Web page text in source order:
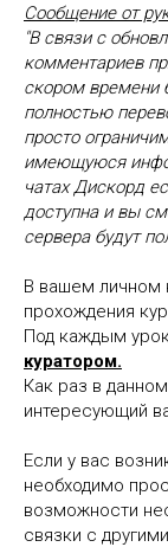
Сообщение от
"В связи с
комментариев
скором времени
полностью
просто
имеющуюся
чатах Дискорд
доступна и вы
сервера будут
В вашем личном
прохождения
Под каждым
куратором.
Как раз в
интересующий
Если у вас
необходимо
возможности
связки с